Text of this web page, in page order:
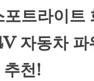
트라이트
자동차 파
천!